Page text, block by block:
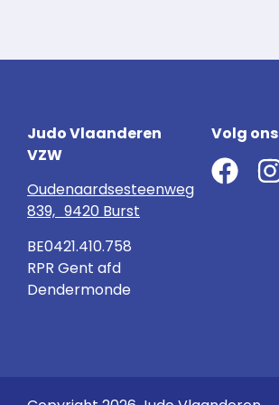
Judo Vlaanderen
VZW
Oudenaardsesteenweg
839, 9420 Burst
BE0421.410.758
RPR Gent afd
Dendermonde
Volg ons